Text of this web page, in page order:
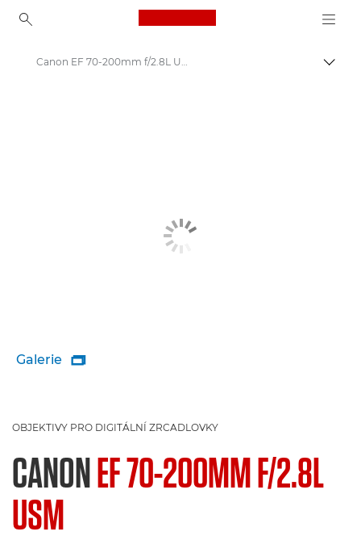
Canon Logo, back to
Canon EF 70-200mm f/2.8L USM - Lenses - Camera & Photo lenses
Galerie 
OBJEKTIVY PRO DIGITÁLNÍ ZRCADLOVKY
CANONEF 70-200MM F/2.8L
USM